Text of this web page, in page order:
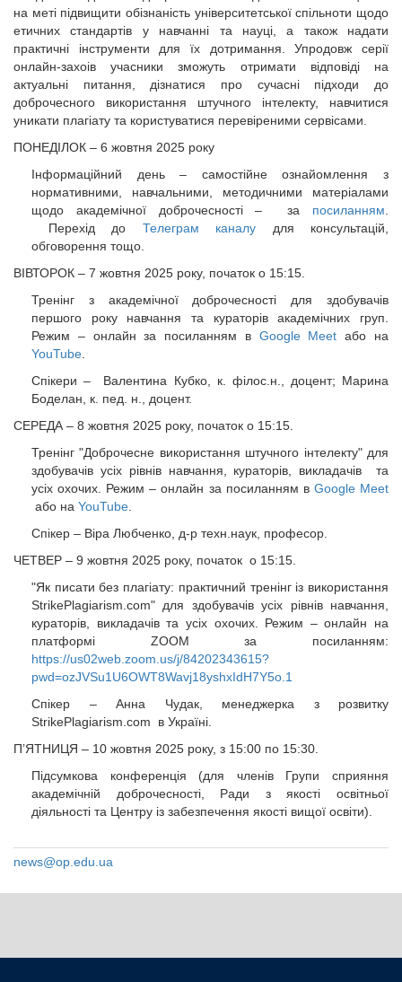
на меті підвищити обізнаність університетської спільноти щодо
етичних стандартів у навчанні та науці, а також надати
практичні інструменти для їх дотримання. Упродовж серії
онлайн-захоів учасники зможуть отримати відповіді на
актуальні питання, дізнатися про сучасні підходи до
доброчесного використання штучного інтелекту, навчитися
уникати плагіату та користуватися перевіреними сервісами.
ПОНЕДІЛОК – 6 жовтня 2025 року
Інформаційний день – самостійне ознайомлення з
нормативними, навчальними, методичними матеріалами
щодо академічної доброчесності – за посиланням
Перехід до Телеграм каналу для консультацій,
обговорення тощо.
ВІВТОРОК – 7 жовтня 2025 року, початок о 15:15.
Тренінг з академічної доброчесності для здобувачів
першого року навчання та кураторів академічних груп.
Режим – онлайн за посиланням в Google Meet або на
YouTube
Спікери – Валентина Кубко, к. філос.н., доцент; Марина
Боделан, к. пед. н., доцент.
СЕРЕДА – 8 жовтня 2025 року, початок о 15:15.
Тренінг "Доброчесне використання штучного інтелекту" для
здобувачів усіх рівнів навчання, кураторів, викладачів та
усіх охочих. Режим – онлайн за посиланням в Google Meet
або на YouTube
Спікер – Віра Любченко, д-р техн.наук, професор.
ЧЕТВЕР – 9 жовтня 2025 року, початок о 15:15.
"Як писати без плагіату: практичний тренінг із використання
StrikePlagiarism.com" для здобувачів усіх рівнів навчання,
кураторів, викладачів та усіх охочих. Режим – онлайн на
платформі ZOOM за посиланням:
https://us02web.zoom.us/j/84202343615?
pwd=ozJVSu1U6OWT8Wavj18yshxIdH7Y5o.1
Спікер – Анна Чудак, менеджерка з розвитку
StrikePlagiarism.com в Україні.
П’ЯТНИЦЯ – 10 жовтня 2025 року, з 15:00 по 15:30.
Підсумкова конференція (для членів Групи сприяння
академічній доброчесності, Ради з якості освітньої
діяльності та Центру із забезпечення якості вищої освіти).
news@op.edu.ua